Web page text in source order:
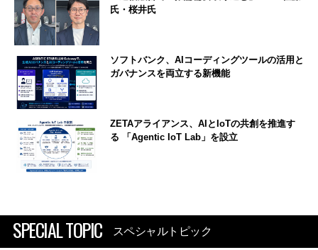
氏・桜井氏
ソフトバンク、AIコーディングツールの活用と
ガバナンスを両立する新機能
ZETAアライアンス、AIとIoTの共創を推進す
る 「Agentic IoT Lab」を設立
SPECIAL TOPIC スペシャルトピック